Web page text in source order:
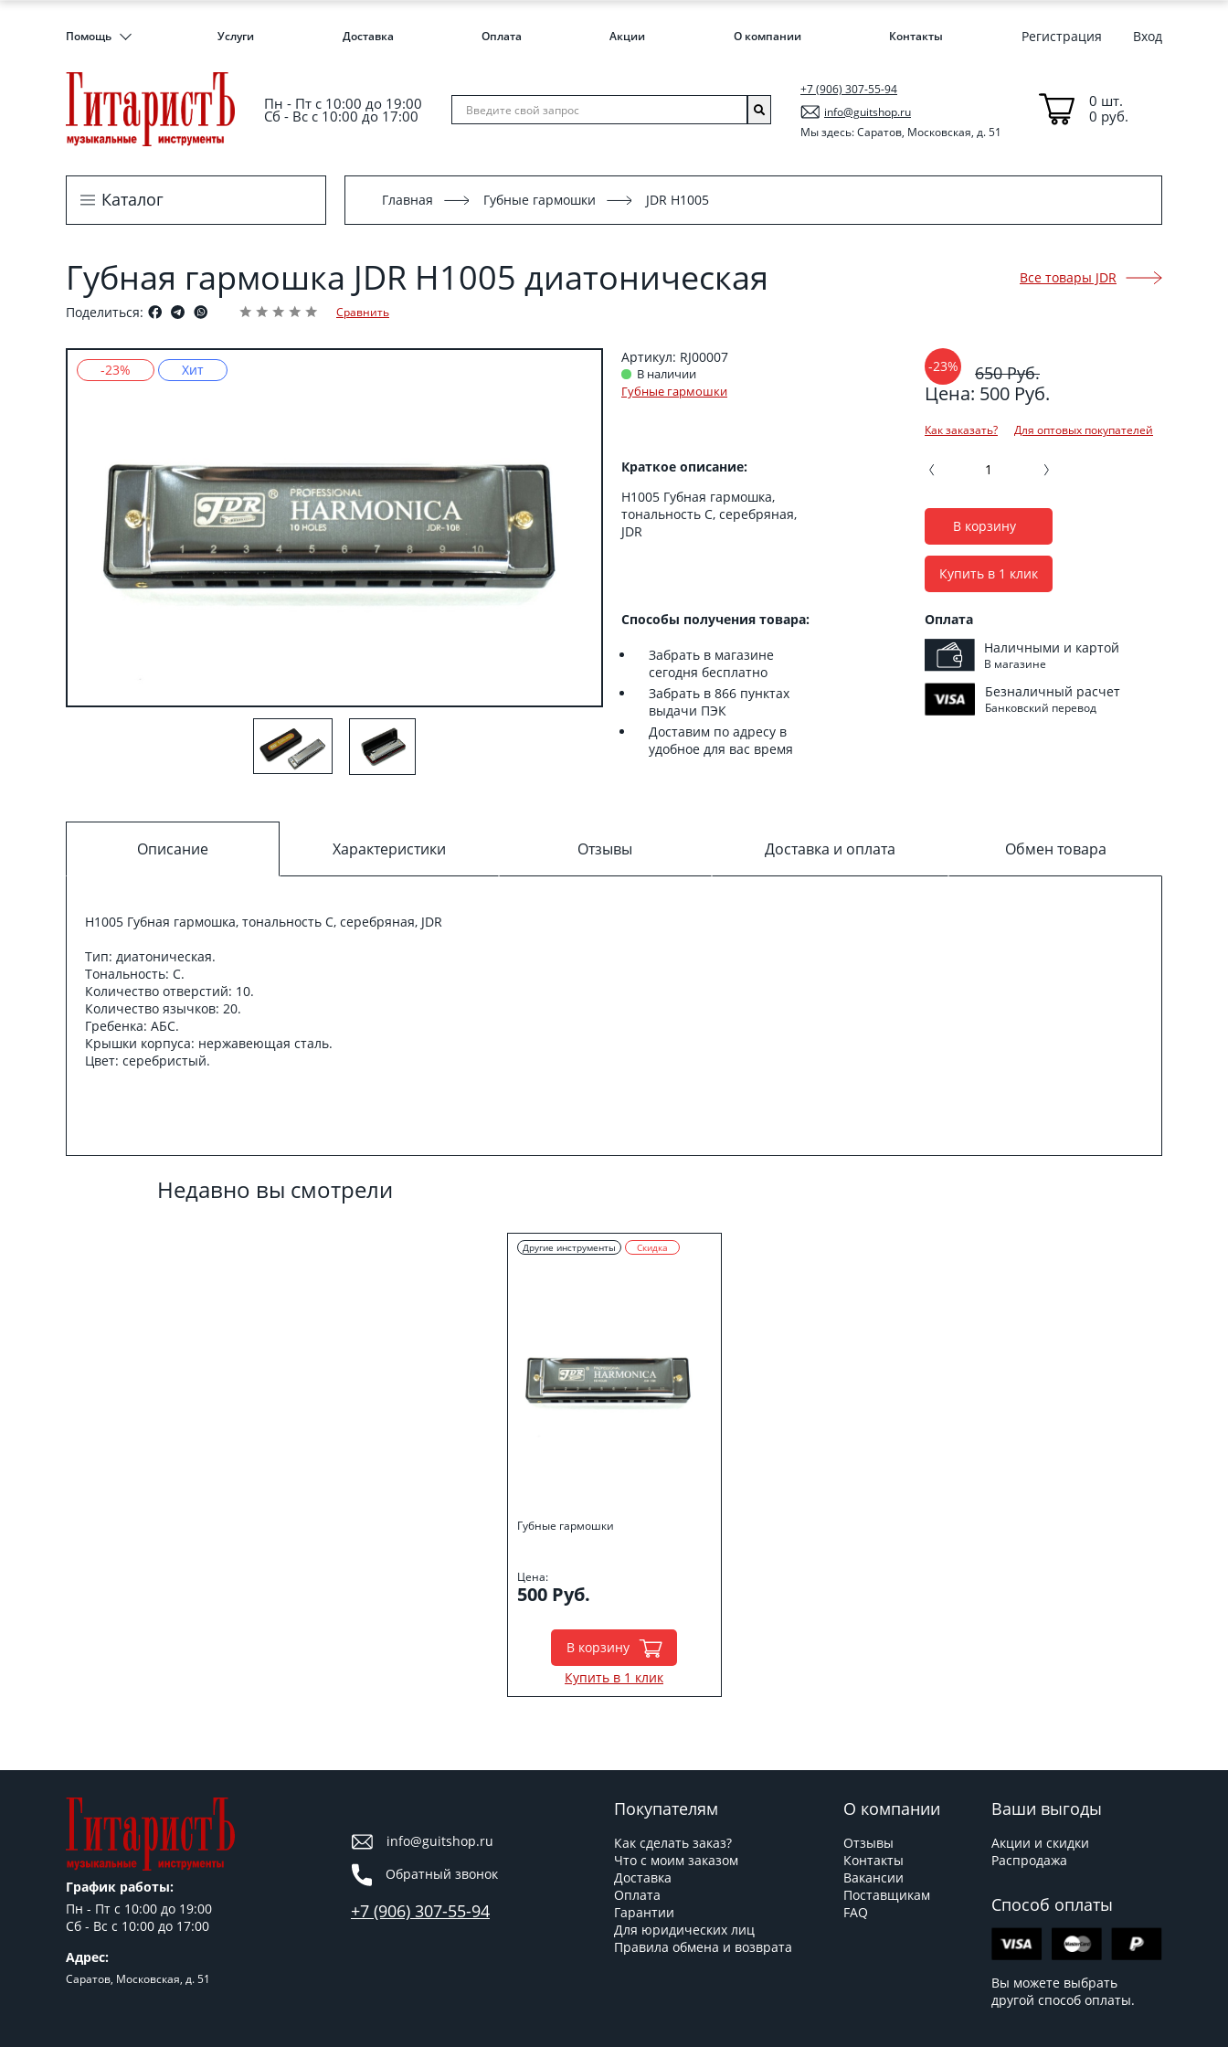
Помощь Услуги Доставка Оплата Акции О компании Контакты Регистрация Вход
Пн - Пт c 10:00 до 19:00
Сб - Вс с 10:00 до 17:00
+7 (906) 307-55-94
info@guitshop.ru
Мы здесь: Саратов, Московская, д. 51
0 шт.
0 руб.
Каталог Главная Губные гармошки JDR H1005
Губная гармошка JDR H1005 диатоническая
Все товары JDR
Поделиться:
Сравнить
-23% Хит
Артикул: RJ00007
В наличии
Губные гармошки
Краткое описание:
H1005 Губная гармошка,
тональность С, серебряная,
JDR
-23% 650 Руб.
Цена: 500 Руб.
Как заказать? Для оптовых покупателей
В корзину
Купить в 1 клик
Способы получения товара:
Забрать в магазине
сегодня бесплатно
Забрать в 866 пунктах
выдачи ПЭК
Доставим по адресу в
удобное для вас время
Оплата
Наличными и картой
В магазине
Безналичный расчет
Банковский перевод
Описание Характеристики Отзывы Доставка и оплата Обмен товара
H1005 Губная гармошка, тональность С, серебряная, JDR
Тип: диатоническая.
Тональность: С.
Количество отверстий: 10.
Количество язычков: 20.
Гребенка: АБС.
Крышки корпуса: нержавеющая сталь.
Цвет: серебристый.
Недавно вы смотрели
Другие инструменты Скидка
Губные гармошки
Цена:
500 Руб.
В корзину
Купить в 1 клик
График работы:
Пн - Пт c 10:00 до 19:00
Сб - Вс с 10:00 до 17:00
Адрес:
Саратов, Московская, д. 51
info@guitshop.ru
Обратный звонок
+7 (906) 307-55-94
Покупателям
Как сделать заказ?
Что с моим заказом
Доставка
Оплата
Гарантии
Для юридических лиц
Правила обмена и возврата
О компании
Отзывы
Контакты
Вакансии
Поставщикам
FAQ
Ваши выгоды
Акции и скидки
Распродажа
Способ оплаты
Вы можете выбрать
другой способ оплаты.